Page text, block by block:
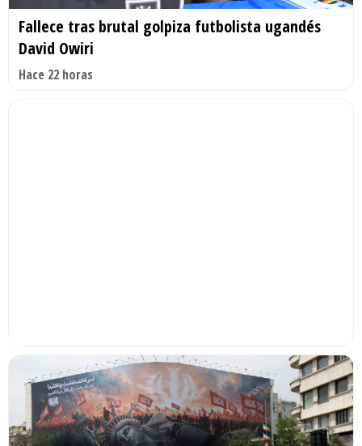
Fallece tras brutal golpiza futbolista ugandés
David Owiri
Hace 22 horas